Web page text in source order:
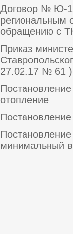
Договор № Ю-
региональным
обращению с
Приказ
27.02.17 № 61 )
отопление
минимальный